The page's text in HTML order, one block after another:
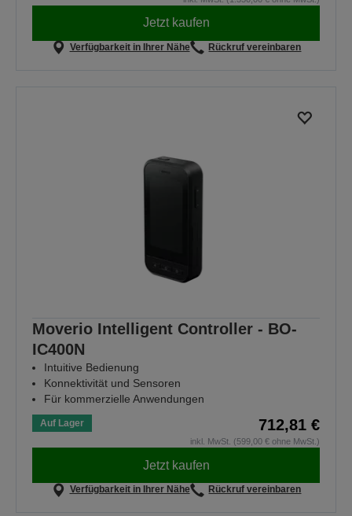
Jetzt kaufen
Verfügbarkeit in Ihrer Nähe Rückruf vereinbaren
Moverio Intelligent Controller - BO-
IC400N
Intuitive Bedienung
Konnektivität und Sensoren
Für kommerzielle Anwendungen
Auf Lager 712,81 €
inkl. MwSt. (599,00 € ohne MwSt.)
Jetzt kaufen
Verfügbarkeit in Ihrer Nähe Rückruf vereinbaren